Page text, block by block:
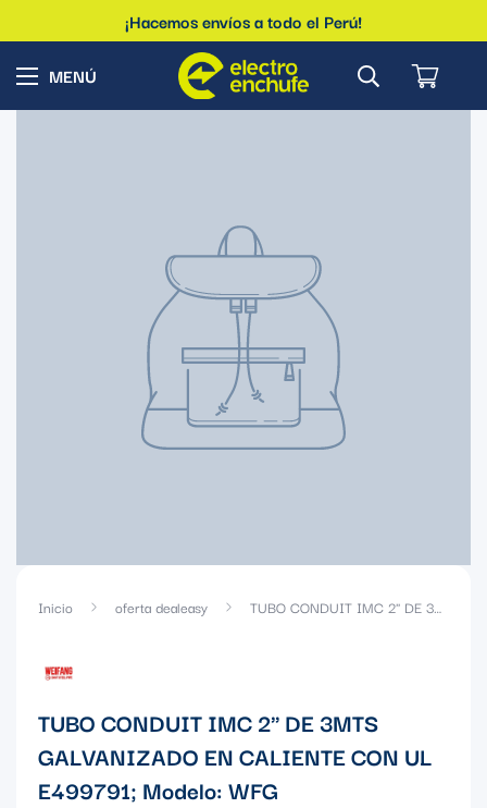
¡Hacemos envíos a todo el Perú!
Inicio oferta dealeasy TUBO CONDUIT IMC 2" DE 3MTS GALVANIZADO EN CALIENTE CON UL E499791; Modelo: WFG
TUBO CONDUIT IMC 2" DE 3MTS
GALVANIZADO EN CALIENTE CON UL
E499791; Modelo: WFG